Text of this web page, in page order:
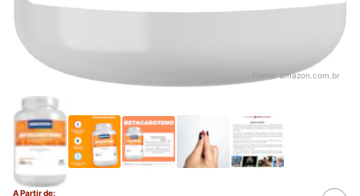
Fonte: amazon.com.br
A Partir de: